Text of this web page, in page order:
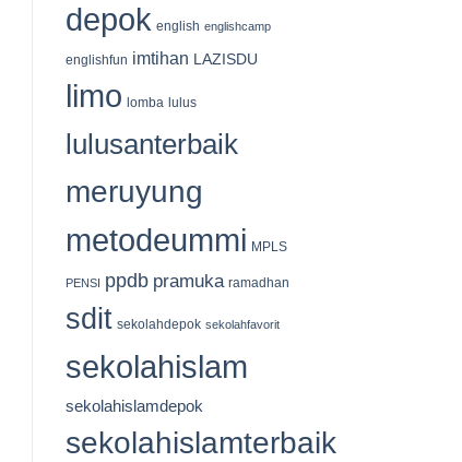
depok english englishcamp
englishfun imtihan LAZISDU
limo lomba lulus
lulusanterbaik
meruyung
metodeummi MPLS
PENSI ppdb pramuka ramadhan
sdit sekolahdepok sekolahfavorit
sekolahislam
sekolahislamdepok
sekolahislamterbaik